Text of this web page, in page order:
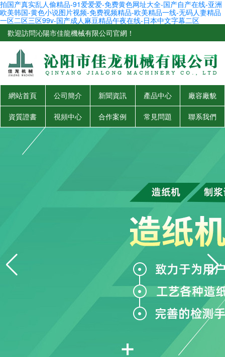
拍国产真实乱人偷精品-91爱爱爱-免费黄色网址大全-国产自产在线-亚洲
欧美韩国-黄色小说图片视频-免费视频精品-欧美精品一线-无码人妻精品
一区二区三区99v-国产成人麻豆精品午夜在线-日本中文字幕二区
歡迎訪問沁陽市佳龍機械有限公司官網！
網站首頁 公司簡介 新聞資訊 產品中心 廠容廠貌
資質證書 視頻中心 合作案例 常見問題 聯系我們